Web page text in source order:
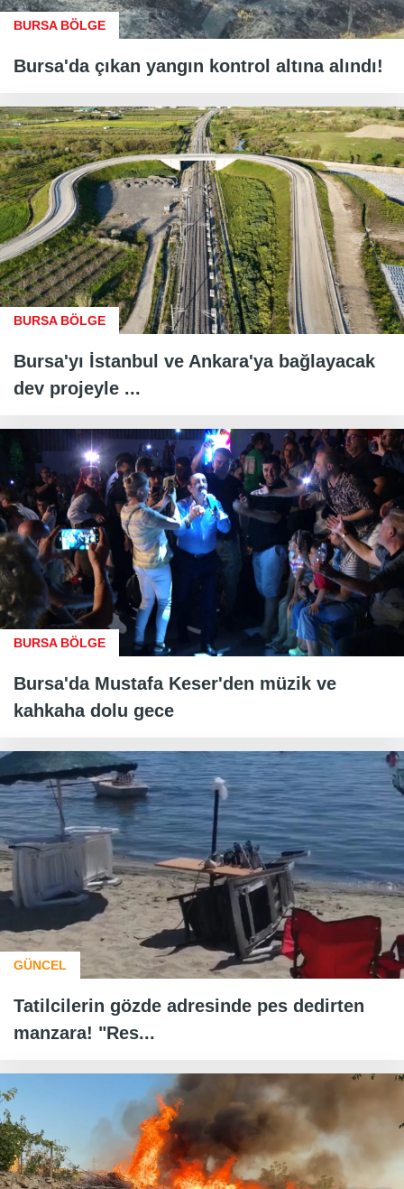
BURSA BÖLGE
Bursa'da çıkan yangın kontrol altına alındı!
BURSA BÖLGE
Bursa'yı İstanbul ve Ankara'ya bağlayacak
dev projeyle ...
BURSA BÖLGE
Bursa'da Mustafa Keser'den müzik ve
kahkaha dolu gece
GÜNCEL
Tatilcilerin gözde adresinde pes dedirten
manzara! "Res...